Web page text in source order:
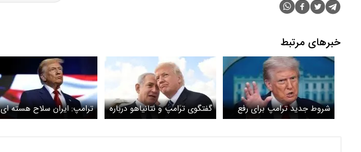
خبرهای مرتبط
شروط جدید ترامپ برای رفع
تحریم ها
گفتگوی ترامپ و نتانیاهو درباره
ایران و لبنان
ترامپ: ایران سلاح هسته ای
نخواهد داشت